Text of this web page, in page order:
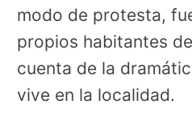
modo de protesta,
propios habitantes
cuenta de la
vive en la localidad.